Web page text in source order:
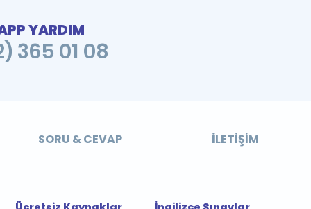
YARDIM
365 01 08
SORU & CEVAP İLETIŞIM